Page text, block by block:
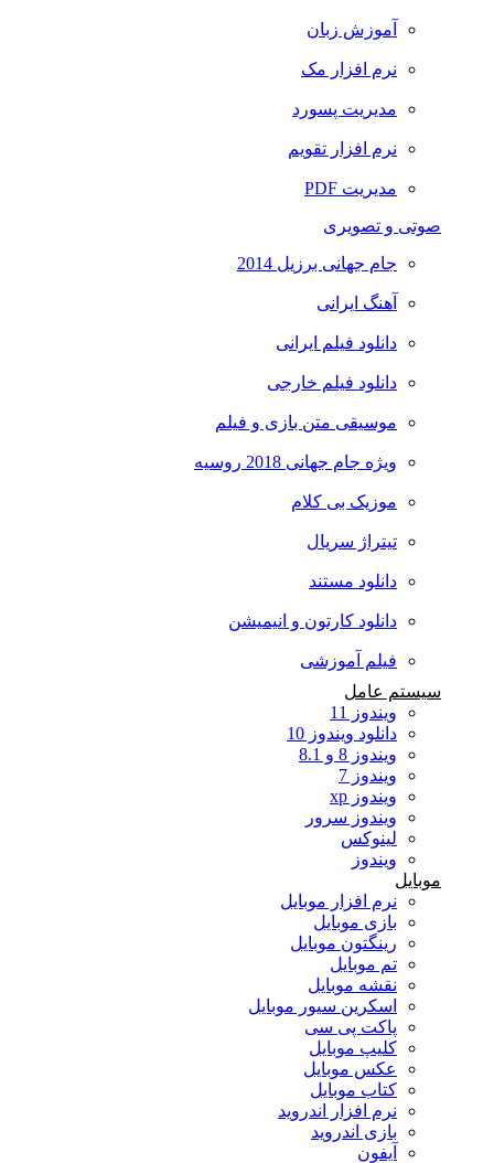
آموزش زبان
نرم افزار مک
مدیریت پسورد
نرم افزار تقویم
مدیریت PDF
صوتی و تصویری
جام جهانی برزیل 2014
آهنگ ایرانی
دانلود فیلم ایرانی
دانلود فیلم خارجی
موسیقی متن بازی و فیلم
ویژه جام جهانی 2018 روسیه
موزیک بی کلام
تیتراژ سریال
دانلود مستند
دانلود کارتون و انیمیشن
فیلم آموزشی
سیستم عامل
ویندوز 11
دانلود ویندوز 10
ویندوز 8 و 8.1
ویندوز 7
ویندوز xp
ویندوز سرور
لینوکس
ویندوز
موبایل
نرم افزار موبایل
بازی موبایل
رینگتون موبایل
تم موبایل
نقشه موبایل
اسکرین سیور موبایل
پاکت پی سی
کلیپ موبایل
عکس موبایل
کتاب موبایل
نرم افزار اندروید
بازی اندروید
آیفون